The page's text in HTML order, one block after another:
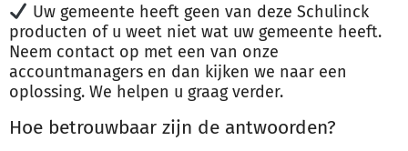
Uw gemeente heeft geen van deze Schulinck
producten of u weet niet wat uw gemeente heeft.
Neem contact op met een van onze
accountmanagers en dan kijken we naar een
oplossing. We helpen u graag verder.
Hoe betrouwbaar zijn de antwoorden?